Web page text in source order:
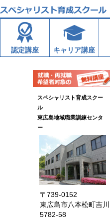
認定講座 キャリア講座
スペシャリスト育成スクー
ル
東広島地域職業訓練センタ
ー
〒739-0152
東広島市八本松町吉川
5782-58